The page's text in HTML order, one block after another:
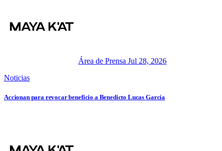
Área de Prensa Jul 28, 2026
Noticias
Accionan para revocar beneficio a Benedicto Lucas García